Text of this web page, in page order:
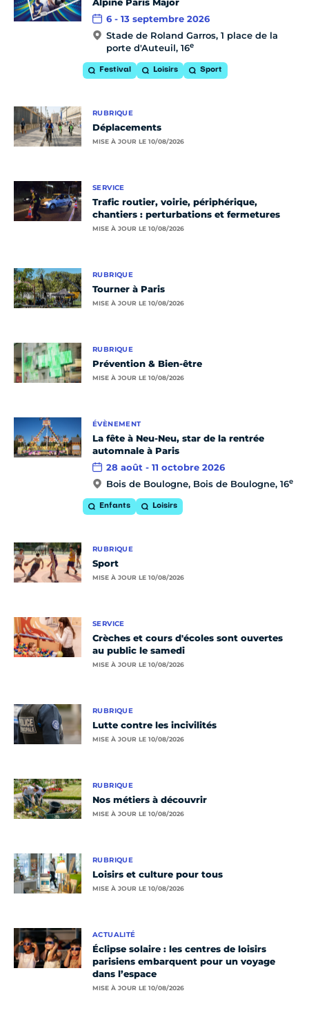
Alpine Paris Major
6 - 13 septembre 2026
Stade de Roland Garros, 1 place de la
porte d'Auteuil, 16e
Festival Loisirs Sport
RUBRIQUE
Déplacements
MISE À JOUR LE 10/08/2026
SERVICE
Trafic routier, voirie, périphérique,
chantiers : perturbations et fermetures
MISE À JOUR LE 10/08/2026
RUBRIQUE
Tourner à Paris
MISE À JOUR LE 10/08/2026
RUBRIQUE
Prévention & Bien-être
MISE À JOUR LE 10/08/2026
ÉVÈNEMENT
La fête à Neu-Neu, star de la rentrée
automnale à Paris
28 août - 11 octobre 2026
Bois de Boulogne, Bois de Boulogne, 16e
Enfants Loisirs
RUBRIQUE
Sport
MISE À JOUR LE 10/08/2026
SERVICE
Crèches et cours d'écoles sont ouvertes
au public le samedi
MISE À JOUR LE 10/08/2026
RUBRIQUE
Lutte contre les incivilités
MISE À JOUR LE 10/08/2026
RUBRIQUE
Nos métiers à découvrir
MISE À JOUR LE 10/08/2026
RUBRIQUE
Loisirs et culture pour tous
MISE À JOUR LE 10/08/2026
ACTUALITÉ
Éclipse solaire : les centres de loisirs
parisiens embarquent pour un voyage
dans l’espace
MISE À JOUR LE 10/08/2026